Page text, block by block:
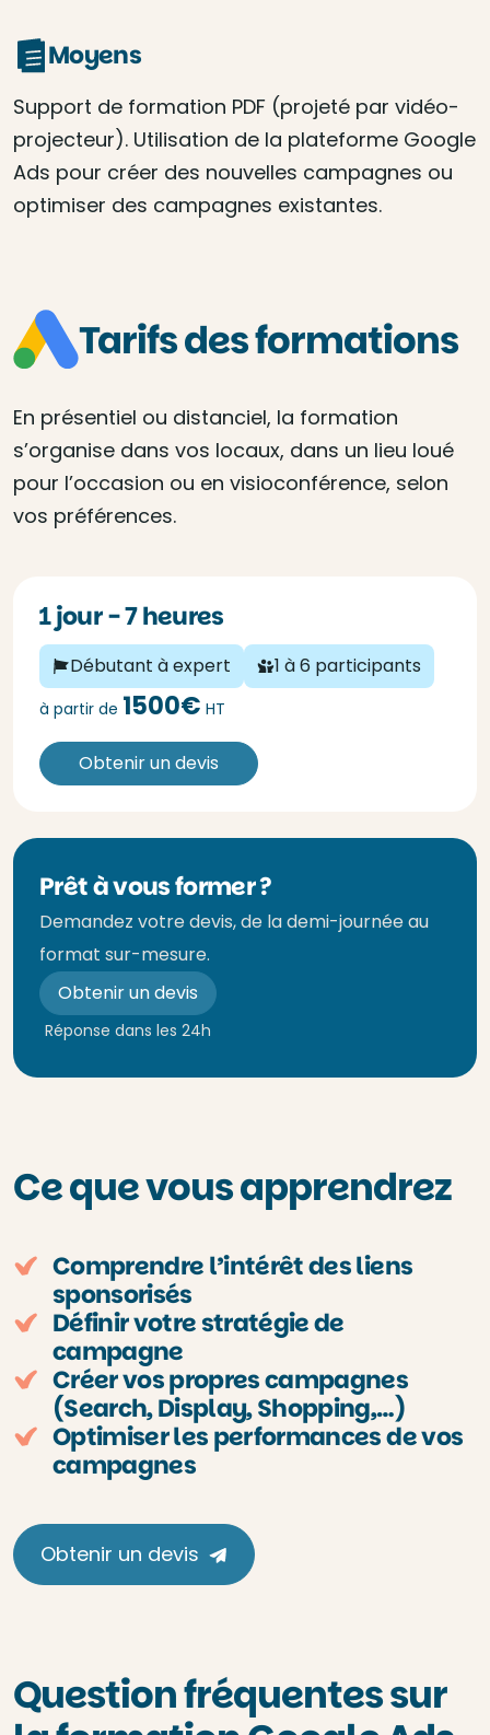
Moyens
Support de formation PDF (projeté par vidéo-
projecteur). Utilisation de la plateforme Google
Ads pour créer des nouvelles campagnes ou
optimiser des campagnes existantes.
Tarifs des formations
En présentiel ou distanciel, la formation
s’organise dans vos locaux, dans un lieu loué
pour l’occasion ou en visioconférence, selon
vos préférences.
1 jour - 7 heures
Débutant à expert 1 à 6 participants
à partir de 1500€ HT
Obtenir un devis
Prêt à vous former ?
Demandez votre devis, de la demi-journée au
format sur-mesure.
Obtenir un devis
Réponse dans les 24h
Ce que vous apprendrez
Comprendre l’intérêt des liens
sponsorisés
Définir votre stratégie de
campagne
Créer vos propres campagnes
(Search, Display, Shopping,…)
Optimiser les performances de vos
campagnes
Obtenir un devis
Question fréquentes sur